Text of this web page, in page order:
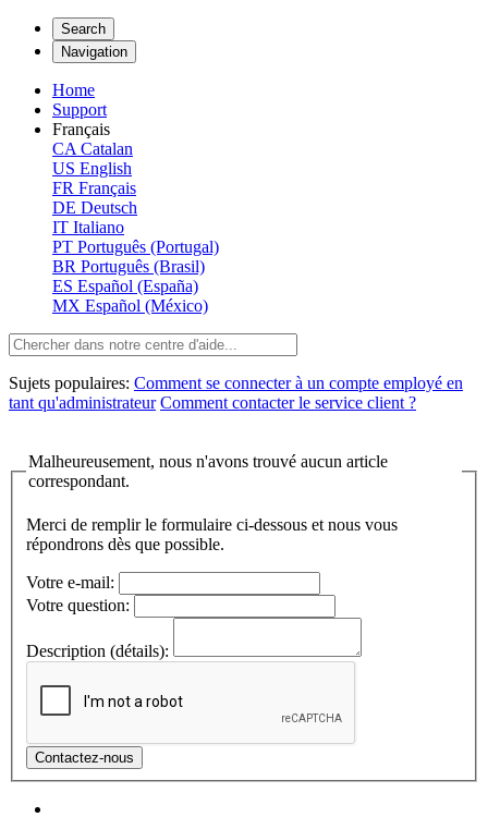
Search
Navigation
Home
Support
Français
CA Catalan
US English
FR Français
DE Deutsch
IT Italiano
PT Português (Portugal)
BR Português (Brasil)
ES Español (España)
MX Español (México)
Sujets populaires: Comment se connecter à un compte employé en
tant qu'administrateur Comment contacter le service client ?
Malheureusement, nous n'avons trouvé aucun article
correspondant.
Merci de remplir le formulaire ci-dessous et nous vous
répondrons dès que possible.
Votre e-mail:
Votre question:
Description (détails):